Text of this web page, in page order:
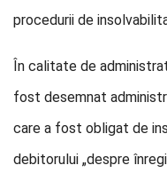
procedurii de
În calitate de
fost desemnat
care a fost obligat de
debitorului „despre